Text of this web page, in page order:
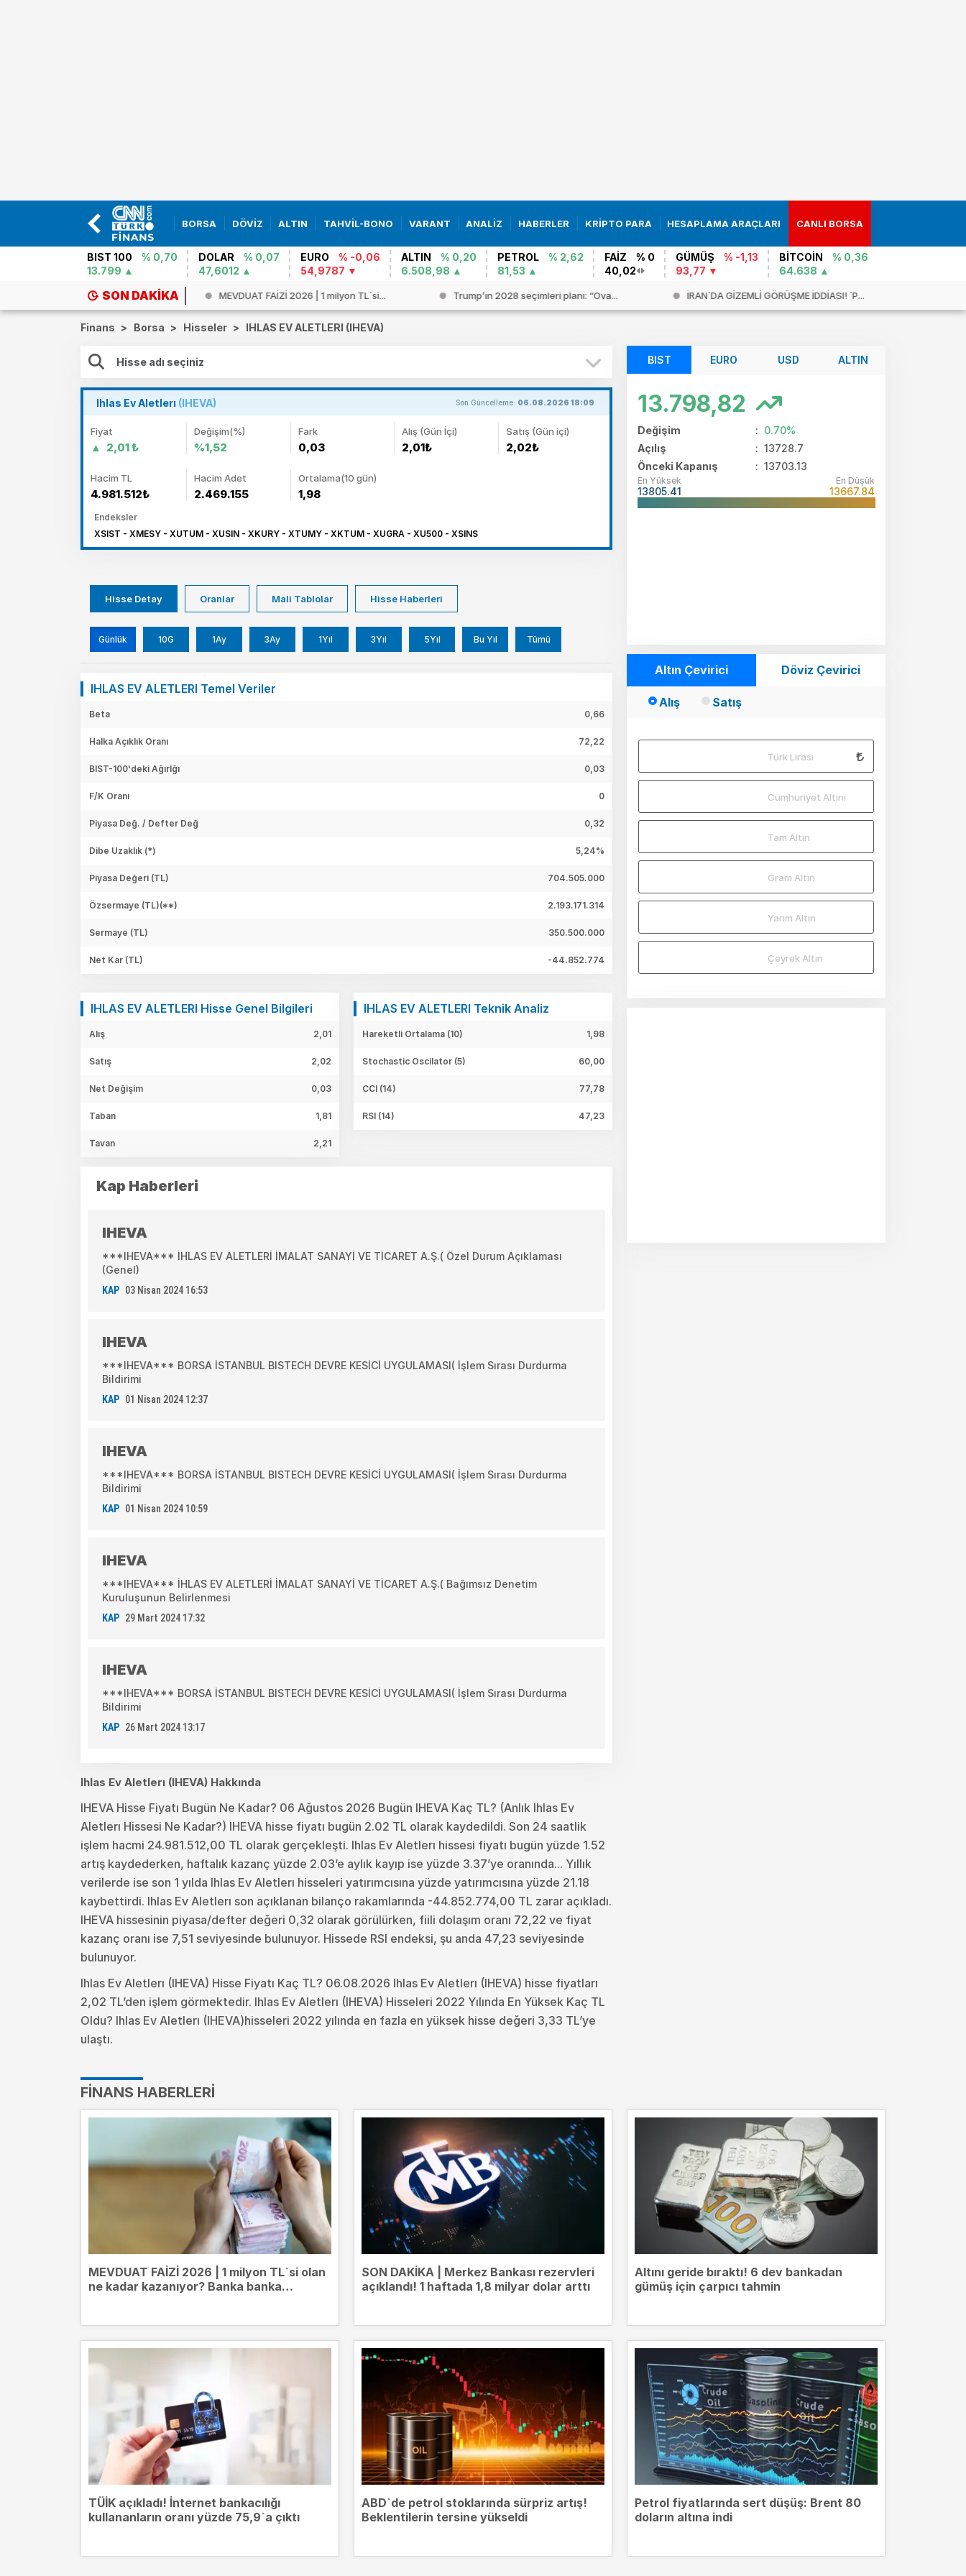
BORSA DÖVİZ ALTIN TAHVİL-BONO VARANT ANALİZ HABERLER KRİPTO PARA HESAPLAMA ARAÇLARI CANLI BORSA
BIST 100
% 0,70
13.799
DOLAR
% 0,07
47,6012
EURO
% -0,06
54,9787
ALTIN
% 0,20
6.508,98
PETROL
% 2,62
81,53
FAİZ
% 0
40,02
GÜMÜŞ
% -1,13
93,77
BİTCOİN
% 0,36
64.638
SON DAKIKA
gün paniği! Suriye`de bankaları... MEVDUAT FAİZİ 2026 | 1 milyon TL`si... Trump’ın 2028 seçimleri planı: “Ova... İRAN`DA GİZEMLİ GÖRÜŞME İDDİASI! `P...
Finans > Borsa > Hisseler > IHLAS EV ALETLERI (IHEVA)
Ihlas Ev Aletlerı (IHEVA) Son Güncelleme: 06.08.2026 18:09
Fiyat
2,01 ₺
Değişim(%)
%1,52
Fark
0,03
Alış (Gün İçi)
2,01₺
Satış (Gün içi)
2,02₺
Hacim TL
4.981.512₺
Hacim Adet
2.469.155
Ortalama(10 gün)
1,98
Endeksler
XSIST - XMESY - XUTUM - XUSIN - XKURY - XTUMY - XKTUM - XUGRA - XU500 - XSINS
Hisse Detay Oranlar Mali Tablolar Hisse Haberleri
Günlük 10G 1Ay 3Ay 1Yıl 3Yıl 5Yıl Bu Yıl Tümü
IHLAS EV ALETLERI Temel Veriler
Beta 0,66
Halka Açıklık Oranı 72,22
BIST-100'deki Ağırlğı 0,03
F/K Oranı 0
Piyasa Değ. / Defter Değ 0,32
Dibe Uzaklık (*) 5,24%
Piyasa Değeri (TL) 704.505.000
Özsermaye (TL)(**) 2.193.171.314
Sermaye (TL) 350.500.000
Net Kar (TL) -44.852.774
IHLAS EV ALETLERI Hisse Genel Bilgileri
Alış 2,01
Satış 2,02
Net Değişim 0,03
Taban 1,81
Tavan 2,21
IHLAS EV ALETLERI Teknik Analiz
Hareketli Ortalama (10) 1,98
Stochastic Oscilator (5) 60,00
CCI (14) 77,78
RSI (14) 47,23
Kap Haberleri
IHEVA
***IHEVA*** İHLAS EV ALETLERİ İMALAT SANAYİ VE TİCARET A.Ş.( Özel Durum Açıklaması
(Genel)
KAP 03 Nisan 2024 16:53
IHEVA
***IHEVA*** BORSA İSTANBUL BISTECH DEVRE KESİCİ UYGULAMASI( İşlem Sırası Durdurma
Bildirimi
KAP 01 Nisan 2024 12:37
IHEVA
***IHEVA*** BORSA İSTANBUL BISTECH DEVRE KESİCİ UYGULAMASI( İşlem Sırası Durdurma
Bildirimi
KAP 01 Nisan 2024 10:59
IHEVA
***IHEVA*** İHLAS EV ALETLERİ İMALAT SANAYİ VE TİCARET A.Ş.( Bağımsız Denetim
Kuruluşunun Belirlenmesi
KAP 29 Mart 2024 17:32
IHEVA
***IHEVA*** BORSA İSTANBUL BISTECH DEVRE KESİCİ UYGULAMASI( İşlem Sırası Durdurma
Bildirimi
KAP 26 Mart 2024 13:17
Ihlas Ev Aletlerı (IHEVA) Hakkında
IHEVA Hisse Fiyatı Bugün Ne Kadar? 06 Ağustos 2026 Bugün IHEVA Kaç TL? (Anlık Ihlas Ev
Aletlerı Hissesi Ne Kadar?) IHEVA hisse fiyatı bugün 2.02 TL olarak kaydedildi. Son 24 saatlik
işlem hacmi 24.981.512,00 TL olarak gerçekleşti. Ihlas Ev Aletlerı hissesi fiyatı bugün yüzde 1.52
artış kaydederken, haftalık kazanç yüzde 2.03’e aylık kayıp ise yüzde 3.37’ye oranında... Yıllık
verilerde ise son 1 yılda Ihlas Ev Aletlerı hisseleri yatırımcısına yüzde yatırımcısına yüzde 21.18
kaybettirdi. Ihlas Ev Aletlerı son açıklanan bilanço rakamlarında -44.852.774,00 TL zarar açıkladı.
IHEVA hissesinin piyasa/defter değeri 0,32 olarak görülürken, fiili dolaşım oranı 72,22 ve fiyat
kazanç oranı ise 7,51 seviyesinde bulunuyor. Hissede RSI endeksi, şu anda 47,23 seviyesinde
bulunuyor.
Ihlas Ev Aletlerı (IHEVA) Hisse Fiyatı Kaç TL? 06.08.2026 Ihlas Ev Aletlerı (IHEVA) hisse fiyatları
2,02 TL’den işlem görmektedir. Ihlas Ev Aletlerı (IHEVA) Hisseleri 2022 Yılında En Yüksek Kaç TL
Oldu? Ihlas Ev Aletlerı (IHEVA)hisseleri 2022 yılında en fazla en yüksek hisse değeri 3,33 TL’ye
ulaştı.
BIST EURO USD ALTIN
13.798,82
Değişim : 0.70%
Açılış
: 13728.7
Önceki Kapanış
: 13703.13
En Yüksek
13805.41
En Düşük
13667.84
Altın Çevirici Döviz Çevirici
Alış Satış
Türk Lirası
Cumhuriyet Altını
Tam Altın
Gram Altın
Yarım Altın
Çeyrek Altın
FINANS HABERLERI
MEVDUAT FAİZİ 2026 | 1 milyon TL`si olan
ne kadar kazanıyor? Banka banka
SON DAKİKA | Merkez Bankası rezervleri
açıklandı! 1 haftada 1,8 milyar dolar arttı
Altını geride bıraktı! 6 dev bankadan
gümüş için çarpıcı tahmin
TÜİK açıkladı! İnternet bankacılığı
kullananların oranı yüzde 75,9`a çıktı
ABD`de petrol stoklarında sürpriz artış!
Beklentilerin tersine yükseldi
Petrol fiyatlarında sert düşüş: Brent 80
doların altına indi